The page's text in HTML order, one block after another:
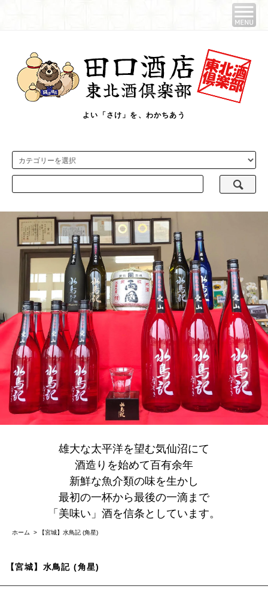
よい「さけ」を、わかちあう
雄大な太平洋を望む気仙沼にて
酒造りを始めて百有余年
新鮮な魚介類の味を生かし
最初の一杯から最後の一滴まで
「美味い」酒を信条としています。
ホーム > 【宮城】水鳥記 (角星)
【宮城】水鳥記 (角星)